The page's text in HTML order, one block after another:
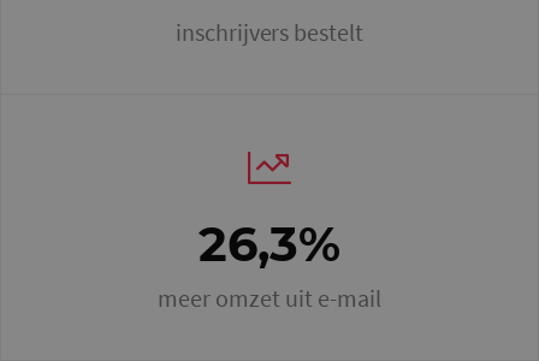
inschrijvers bestelt
26,3%
meer omzet uit e-mail